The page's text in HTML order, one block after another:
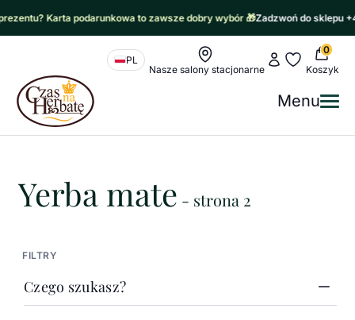
Karta podarunkowa to zawsze dobry wybór 🎁Zadzwoń do sklepu +48
Czas na Herbatę Logo
PL
Nawigacja sklepu
Nasze salony stacjonarne
Moje konto
Moje
0
Koszyk
Menu
Czas na herbatę
Yerba mate - strona 2
FILTRY
Czego szukasz?